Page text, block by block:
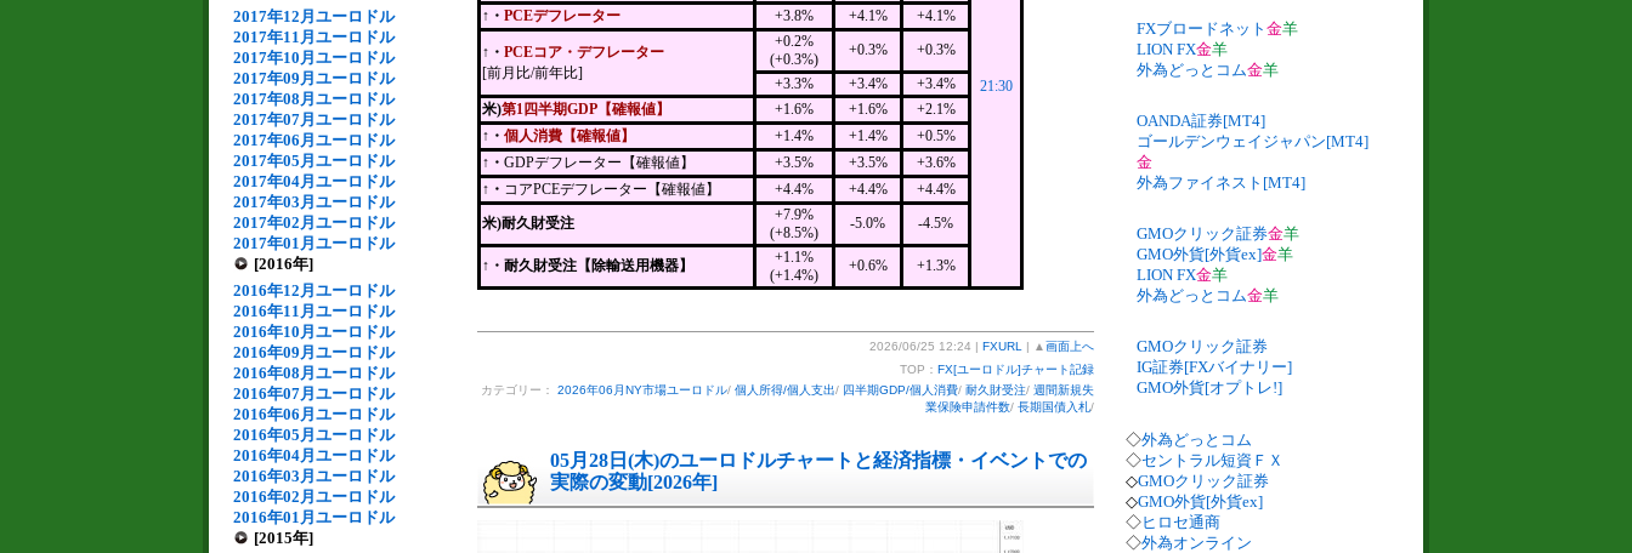
2017年12月ユーロドル
2017年11月ユーロドル
2017年10月ユーロドル
2017年09月ユーロドル
2017年08月ユーロドル
2017年07月ユーロドル
2017年06月ユーロドル
2017年05月ユーロドル
2017年04月ユーロドル
2017年03月ユーロドル
2017年02月ユーロドル
2017年01月ユーロドル
[2016年]
2016年12月ユーロドル
2016年11月ユーロドル
2016年10月ユーロドル
2016年09月ユーロドル
2016年08月ユーロドル
2016年07月ユーロドル
2016年06月ユーロドル
2016年05月ユーロドル
2016年04月ユーロドル
2016年03月ユーロドル
2016年02月ユーロドル
2016年01月ユーロドル
[2015年]
21:30
↑・ PCEデフレーター +3.8% +4.1% +4.1%
↑・ PCEコア・デフレーター
[前月比/前年比]
+0.2%
(+0.3%)
+0.3%
+0.3%
+3.3%
+3.4%
+3.4%
米)第1四半期GDP【確報値】 +1.6% +1.6%
+2.1%
↑・ 個人消費【確報値】 +1.4% +1.4%
+0.5%
↑・ GDPデフレーター【確報値】 +3.5% +3.5%
+3.6%
↑・ コアPCEデフレーター【確報値】 +4.4% +4.4%
+4.4%
米)耐久財受注
+7.9%
(+8.5%)
-5.0% -4.5%
↑ ・耐久財受注【除輸送用機器】
+1.1%
(+1.4%)
+0.6% +1.3%
2026/06/25 12:24 | FXURL | ▲ 画面上へ
TOP： FX[ユーロドル]チャート記録
カテゴリー： 2026年06月NY市場ユーロドル/ 個人所得/個人支出/ 四半期GDP/個人消費/ 耐久財受注/ 週間新規失
業保険申請件数/ 長期国債入札/
05月28日(木)のユーロドルチャートと経済指標・イベントでの
実際の変動[2026年]
FXブロードネット 金羊
LION FX金羊
外為どっとコム金羊
OANDA証券[MT4]
ゴールデンウェイジャパン[MT4]
金
外為ファイネスト[MT4]
GMOクリック証券金羊
GMO外貨[外貨ex]金羊
LION FX金羊
外為どっとコム金羊
GMOクリック証券
IG証券[FXバイナリー]
GMO外貨[オプトレ!]
◇外為どっとコム
◇セントラル短資ＦＸ
◇GMOクリック証券
◇GMO外貨[外貨ex]
◇ヒロセ通商
◇外為オンライン